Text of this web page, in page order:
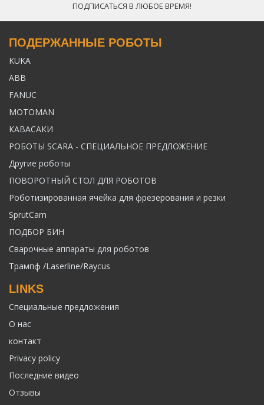
ПОДПИСАТЬСЯ В ЛЮБОЕ ВРЕМЯ!
ПОДЕРЖАННЫЕ РОБОТЫ
KUKA
ABB
FANUC
MOTOMAN
КАВАСАКИ
РОБОТЫ SCARA - СПЕЦИАЛЬНОЕ ПРЕДЛОЖЕНИЕ
Другие роботы
ПОВОРОТНЫЙ СТОЛ ДЛЯ РОБОТОВ
Роботизированная ячейка для фрезерования и резки
SprutCam
ПОДБОР БИН
Сварочные аппараты для роботов
Трампф /Laserline/Raycus
LINKS
Специальные предложения
О нас
контакт
Privacy policy
Последние видео
Отзывы